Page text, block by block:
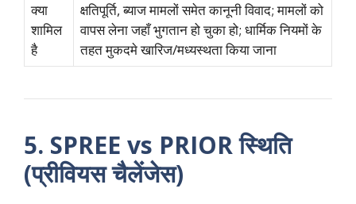
क्या
शामिल
है
क्षतिपूर्ति, ब्याज मामलों समेत कानूनी विवाद; मामलों को
वापस लेना जहाँ भुगतान हो चुका हो; धार्मिक नियमों के
तहत मुकदमे खारिज/मध्यस्थता किया जाना
5. SPREE vs PRIOR स्थिति
(प्रीवियस चैलेंजेस)